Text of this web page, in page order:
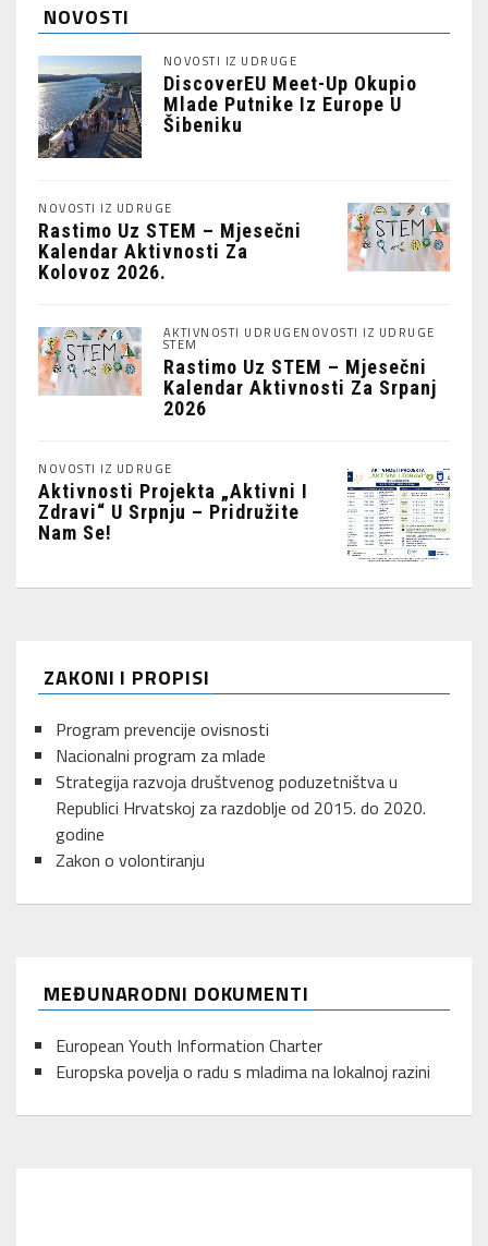
NOVOSTI
NOVOSTI IZ UDRUGE
DiscoverEU Meet-Up Okupio
Mlade Putnike Iz Europe U
Šibeniku
NOVOSTI IZ UDRUGE
Rastimo Uz STEM – Mjesečni
Kalendar Aktivnosti Za
Kolovoz 2026.
AKTIVNOSTI UDRUGENOVOSTI IZ UDRUGE
STEM
Rastimo Uz STEM – Mjesečni
Kalendar Aktivnosti Za Srpanj
2026
NOVOSTI IZ UDRUGE
Aktivnosti Projekta „Aktivni I
Zdravi“ U Srpnju – Pridružite
Nam Se!
ZAKONI I PROPISI
Program prevencije ovisnosti
Nacionalni program za mlade
Strategija razvoja društvenog poduzetništva u
Republici Hrvatskoj za razdoblje od 2015. do 2020.
godine
Zakon o volontiranju
MEĐUNARODNI DOKUMENTI
European Youth Information Charter
Europska povelja o radu s mladima na lokalnoj razini